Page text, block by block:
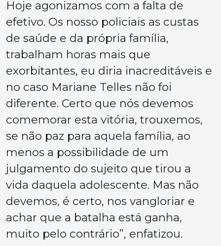
Hoje agonizamos com a falta de
efetivo. Os nosso policiais as custas
de saúde e da própria família,
trabalham horas mais que
exorbitantes, eu diria inacreditáveis e
no caso Mariane Telles não foi
diferente. Certo que nós devemos
comemorar esta vitória, trouxemos,
se não paz para aquela família, ao
menos a possibilidade de um
julgamento do sujeito que tirou a
vida daquela adolescente. Mas não
devemos, é certo, nos vangloriar e
achar que a batalha está ganha,
muito pelo contrário”, enfatizou.